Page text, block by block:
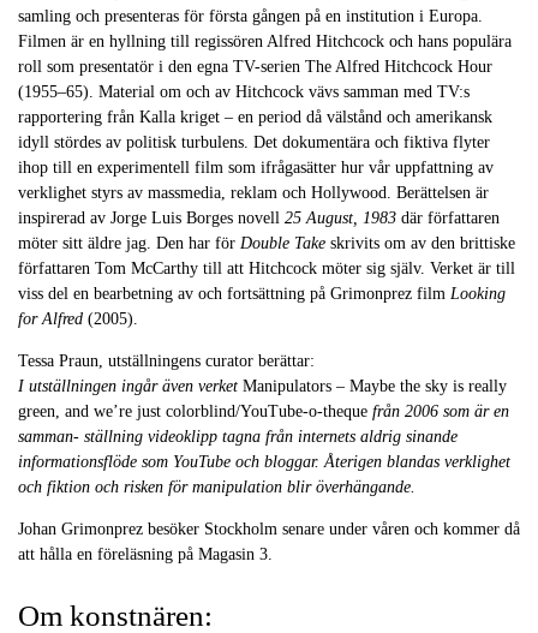
samling och presenteras för första gången på en institution i Europa.
Filmen är en hyllning till regissören Alfred Hitchcock och hans populära
roll som presentatör i den egna TV-serien The Alfred Hitchcock Hour
(1955–65). Material om och av Hitchcock vävs samman med TV:s
rapportering från Kalla kriget – en period då välstånd och amerikansk
idyll stördes av politisk turbulens. Det dokumentära och fiktiva flyter
ihop till en experimentell film som ifrågasätter hur vår uppfattning av
verklighet styrs av massmedia, reklam och Hollywood. Berättelsen är
inspirerad av Jorge Luis Borges novell 25 August, 1983 där författaren
möter sitt äldre jag. Den har för Double Take skrivits om av den brittiske
författaren Tom McCarthy till att Hitchcock möter sig själv. Verket är till
viss del en bearbetning av och fortsättning på Grimonprez film Looking
for Alfred (2005).
Tessa Praun, utställningens curator berättar:
I utställningen ingår även verket Manipulators – Maybe the sky is really
green, and we’re just colorblind/YouTube-o-theque från 2006 som är en
samman- ställning videoklipp tagna från internets aldrig sinande
informationsflöde som YouTube och bloggar. Återigen blandas verklighet
och fiktion och risken för manipulation blir överhängande.
Johan Grimonprez besöker Stockholm senare under våren och kommer då
att hålla en föreläsning på Magasin 3.
Om konstnären: